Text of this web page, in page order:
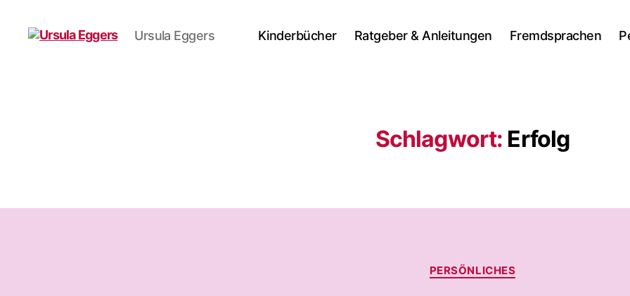
Ursula Eggers Kinderbücher Ratgeber & Anleitungen Fremdsprachen
Schlagwort: Erfolg
Kategorien
PERSÖNLICHES